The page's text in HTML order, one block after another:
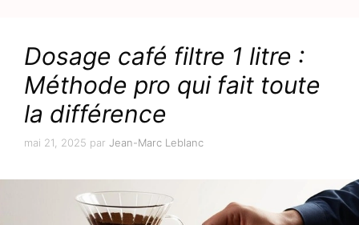
Dosage café filtre 1 litre :
Méthode pro qui fait toute
la différence
mai 21, 2025 par Jean-Marc Leblanc